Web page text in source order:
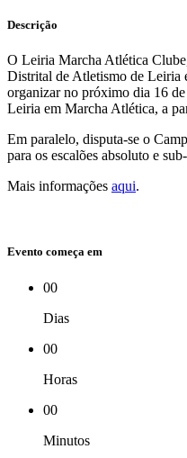
Descrição
O Leiria Marcha Atlética
Distrital de Atletismo de
organizar no próximo dia 16
Leiria em Marcha Atlética, a
Em paralelo, disputa-se o
para os escalões absoluto e
Mais informações aqui.
Evento começa em
00
Dias
00
Horas
00
Minutos